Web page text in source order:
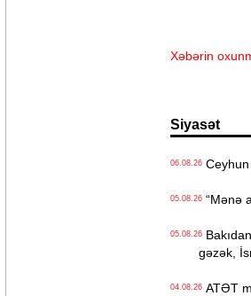
Xəbərin
Siyasət
06.08.26Ceyhun
05.08.26“Mənə
05.08.26Bakıdan
gəzək,
04.08.26ATƏT